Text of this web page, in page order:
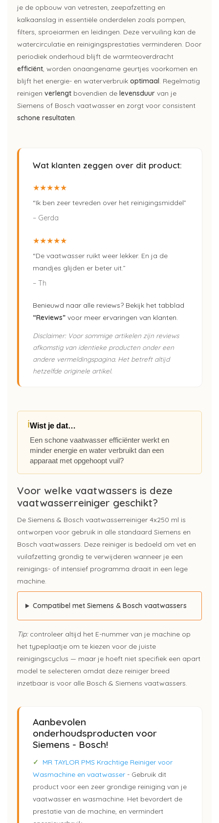
je de opbouw van vetresten, zeepafzetting en
kalkaanslag in essentiële onderdelen zoals pompen,
filters, sproeiarmen en leidingen. Deze vervuiling kan de
watercirculatie en reinigingsprestaties verminderen. Door
periodiek onderhoud blijft de warmteoverdracht
efficiënt, worden onaangename geurtjes voorkomen en
blijft het energie- en waterverbruik optimaal. Regelmatig
reinigen verlengt bovendien de levensduur van je
Siemens of Bosch vaatwasser en zorgt voor consistent
schone resultaten.
Wat klanten zeggen over dit product:
★★★★★
“Ik ben zeer tevreden over het reinigingsmiddel”
– Gerda
★★★★★
“De vaatwasser ruikt weer lekker. En ja de
mandjes glijden er beter uit.”
– Th
Benieuwd naar alle reviews? Bekijk het tabblad
“Reviews” voor meer ervaringen van klanten.
Disclaimer: Voor sommige artikelen zijn reviews
afkomstig van identieke producten onder een
andere vermeldingspagina. Het betreft altijd
hetzelfde originele artikel.
ℹWist je dat…
Een schone vaatwasser efficiënter werkt en
minder energie en water verbruikt dan een
apparaat met opgehoopt vuil?
Voor welke vaatwassers is deze
vaatwasserreiniger geschikt?
De Siemens & Bosch vaatwasserreiniger 4x250 ml is
ontworpen voor gebruik in alle standaard Siemens en
Bosch vaatwassers. Deze reiniger is bedoeld om vet en
vuilafzetting grondig te verwijderen wanneer je een
reinigings- of intensief programma draait in een lege
machine.
Compatibel met Siemens & Bosch vaatwassers
Tip:controleer altijd het E-nummer van je machine op
het typeplaatje om te kiezen voor de juiste
reinigingscyclus — maar je hoeft niet specifiek een apart
model te selecteren omdat deze reiniger breed
inzetbaar is voor alle Bosch & Siemens vaatwassers.
Aanbevolen
onderhoudsproducten voor
Siemens - Bosch!
✓
MR TAYLOR PMS Krachtige Reiniger voor
Wasmachine en vaatwasser - Gebruik dit
product voor een zeer grondige reiniging van je
vaatwasser en wasmachine. Het bevordert de
prestatie van de machine, en vermindert